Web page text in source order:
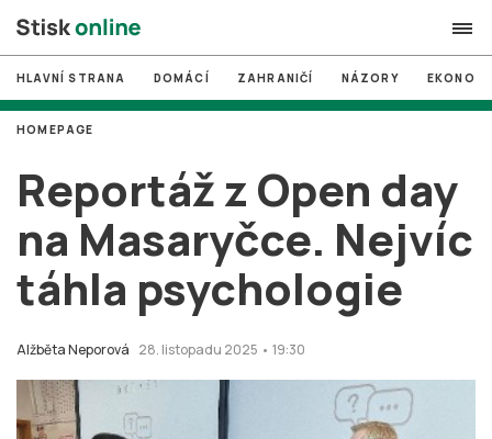
search
# MUNI
# Brno
# volby
login PŘIHLÁSIT SE
Založit nový účet
HLAVNÍ STRANA DOMÁCÍ ZAHRANIČÍ NÁZORY
Reportáž z Open day
na Masaryčce. Nejvíc
táhla psychologie
Alžběta Neporová 28. listopadu 2025 • 19:30
HOMEPAGE